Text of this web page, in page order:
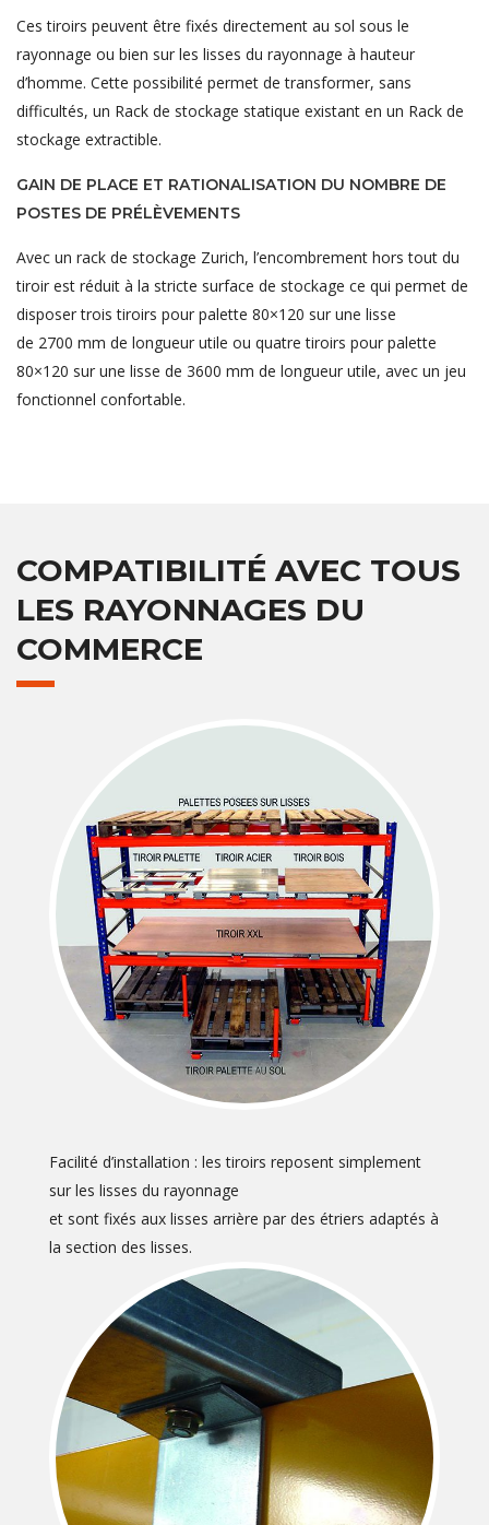
Ces tiroirs peuvent être fixés directement au sol sous le
rayonnage ou bien sur les lisses du rayonnage à hauteur
d’homme. Cette possibilité permet de transformer, sans
difficultés, un Rack de stockage statique existant en un Rack de
stockage extractible.
GAIN DE PLACE ET RATIONALISATION DU NOMBRE DE
POSTES DE PRÉLÈVEMENTS
Avec un rack de stockage Zurich, l’encombrement hors tout du
tiroir est réduit à la stricte surface de stockage ce qui permet de
disposer trois tiroirs pour palette 80×120 sur une lisse
de 2700 mm de longueur utile ou quatre tiroirs pour palette
80×120 sur une lisse de 3600 mm de longueur utile, avec un jeu
fonctionnel confortable.
COMPATIBILITÉ AVEC TOUS
LES RAYONNAGES DU
COMMERCE
Facilité d’installation : les tiroirs reposent simplement
sur les lisses du rayonnage
et sont fixés aux lisses arrière par des étriers adaptés à
la section des lisses.